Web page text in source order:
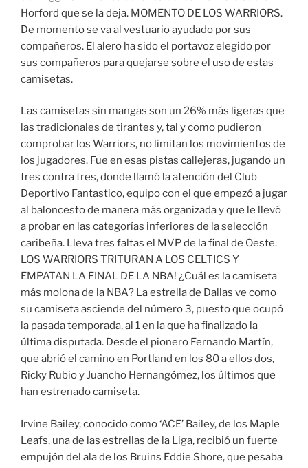
Horford que se la deja. MOMENTO DE LOS WARRIORS.
De momento se va al vestuario ayudado por sus
compañeros. El alero ha sido el portavoz elegido por
sus compañeros para quejarse sobre el uso de estas
camisetas.
Las camisetas sin mangas son un 26% más ligeras que
las tradicionales de tirantes y, tal y como pudieron
comprobar los Warriors, no limitan los movimientos de
los jugadores. Fue en esas pistas callejeras, jugando un
tres contra tres, donde llamó la atención del Club
Deportivo Fantastico, equipo con el que empezó a jugar
al baloncesto de manera más organizada y que le llevó
a probar en las categorías inferiores de la selección
caribeña. Lleva tres faltas el MVP de la final de Oeste.
LOS WARRIORS TRITURAN A LOS CELTICS Y
EMPATAN LA FINAL DE LA NBA! ¿Cuál es la camiseta
más molona de la NBA? La estrella de Dallas ve como
su camiseta asciende del número 3, puesto que ocupó
la pasada temporada, al 1 en la que ha finalizado la
última disputada. Desde el pionero Fernando Martín,
que abrió el camino en Portland en los 80 a ellos dos,
Ricky Rubio y Juancho Hernangómez, los últimos que
han estrenado camiseta.
Irvine Bailey, conocido como ‘ACE’ Bailey, de los Maple
Leafs, una de las estrellas de la Liga, recibió un fuerte
empujón del ala de los Bruins Eddie Shore, que pesaba